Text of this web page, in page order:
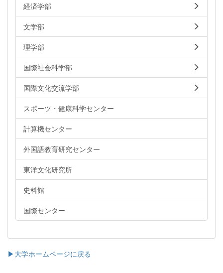
経済学部
文学部
理学部
国際社会科学部
国際文化交流学部
スポーツ・健康科学センター
計算機センター
外国語教育研究センター
東洋文化研究所
史料館
国際センター
▶大学ホームページに戻る